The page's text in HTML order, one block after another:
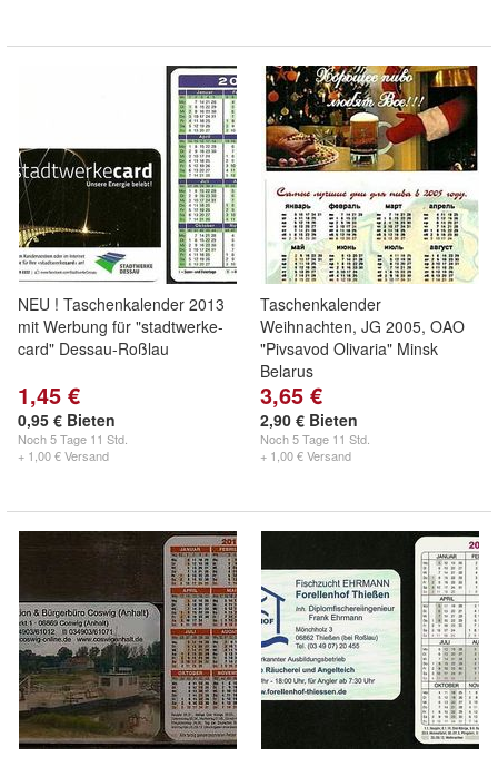
NEU ! Taschenkalender 2013
mit Werbung für "stadtwerke-
card" Dessau-Roßlau
1,45 €
0,95 € Bieten
Noch5 Tage 11 Std.
+ 1,00 € Versand
Taschenkalender
Weihnachten, JG 2005, OAO
"Pivsavod Olivaria" Minsk
Belarus
3,65 €
2,90 € Bieten
Noch5 Tage 11 Std.
+ 1,00 € Versand